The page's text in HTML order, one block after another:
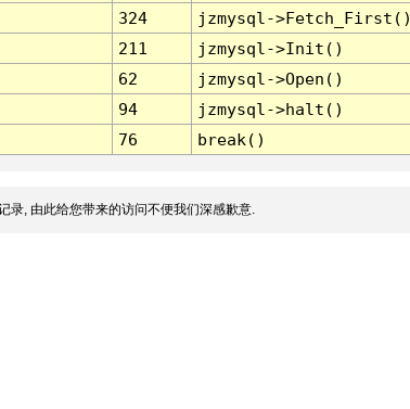
324
jzmysql-
211
jzmysql->Init()
62
jzmysql->Open()
94
jzmysql->halt()
76 break()
录, 由此给您带来的访问不便我们深感歉意.